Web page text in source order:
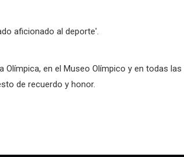
aficionado al deporte'.
en el Museo Olímpico y en todas las
de recuerdo y honor.